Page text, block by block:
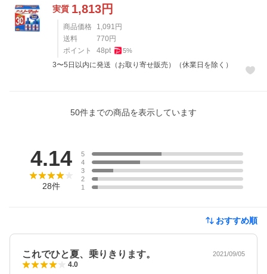
実質 1,813円
商品価格 1,091 円
送料
770円
ポイント
48pt 5%
3〜5日以内に発送（お取り寄せ販売）（休業日を除く）
50件までの商品を表示しています
4.14
28件
5
4
3
2
1
おすすめ順
これでひと夏、乗りきります。 2021/09/05
4.0